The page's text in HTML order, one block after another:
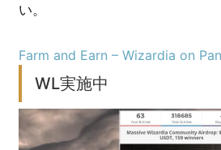
い。
Farm and Earn – Wizardia on
WL実施中